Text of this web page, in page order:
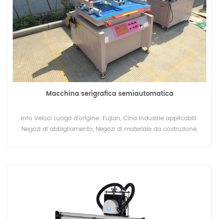
Macchina serigrafica semiautomatica
Info Veloci Luogo d'origine: Fujian, Cina Industrie applicabili:
Negozi di abbigliamento, Negozi di materiale da costruzione,
Lingtie Condizione: Nuovo Garanzia: 1 anno Modello: LTD-600C
Area di stampa: 400*600 mm Tipo di piastra: Stampante dello
schermo voltaggio: 220v Alimentazione elettrica:
380v/3kw/50Hz Punti chiave di vendita: Lunga durata spessore